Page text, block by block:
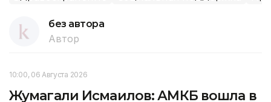
без автора
Автор
10:00, 06 Августа 2026
Жумагали Исмаилов: АМКБ вошла в